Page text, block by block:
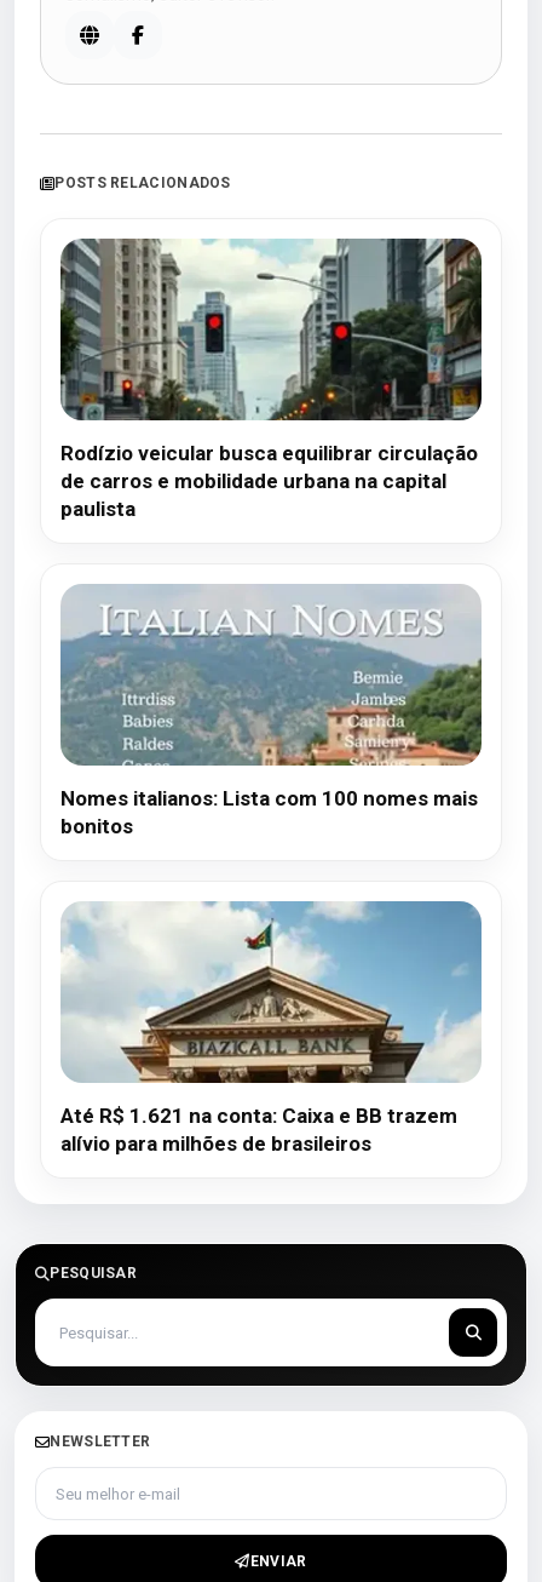
POSTS RELACIONADOS
Rodízio veicular busca equilibrar circulação
de carros e mobilidade urbana na capital
paulista
Nomes italianos: Lista com 100 nomes mais
bonitos
Até R$ 1.621 na conta: Caixa e BB trazem
alívio para milhões de brasileiros
PESQUISAR
NEWSLETTER
Seu melhor e-mail
ENVIAR